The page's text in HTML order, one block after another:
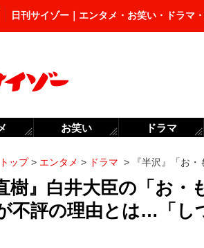
日刊サイゾー｜エンタメ・お笑い・ドラマ
ップ> エンタメ > ドラマ > 『半沢』「お
樹』白井大臣の「お・
不評の理由とは…「し
お笑い ドラマ